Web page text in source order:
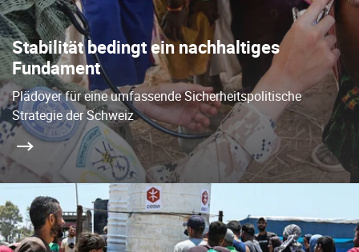
Stabilität bedingt ein nachhaltiges
Fundament
Plädoyer für eine umfassende Sicherheitspolitische
Strategie der Schweiz